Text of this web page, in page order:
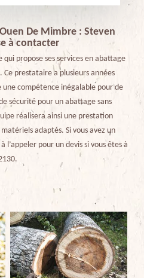
De Mimbre : Steven
à contacter
propose ses services en abattage
Ce prestataire a plusieurs années
une compétence inégalable pour de
sécurité pour un abattage sans
réalisera ainsi une prestation
adaptés. Si vous avez un
l’appeler pour un devis si vous êtes à